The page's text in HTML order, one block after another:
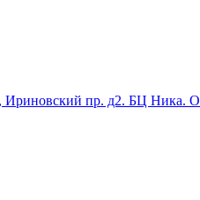
Ириновский пр. д2. БЦ Ника.